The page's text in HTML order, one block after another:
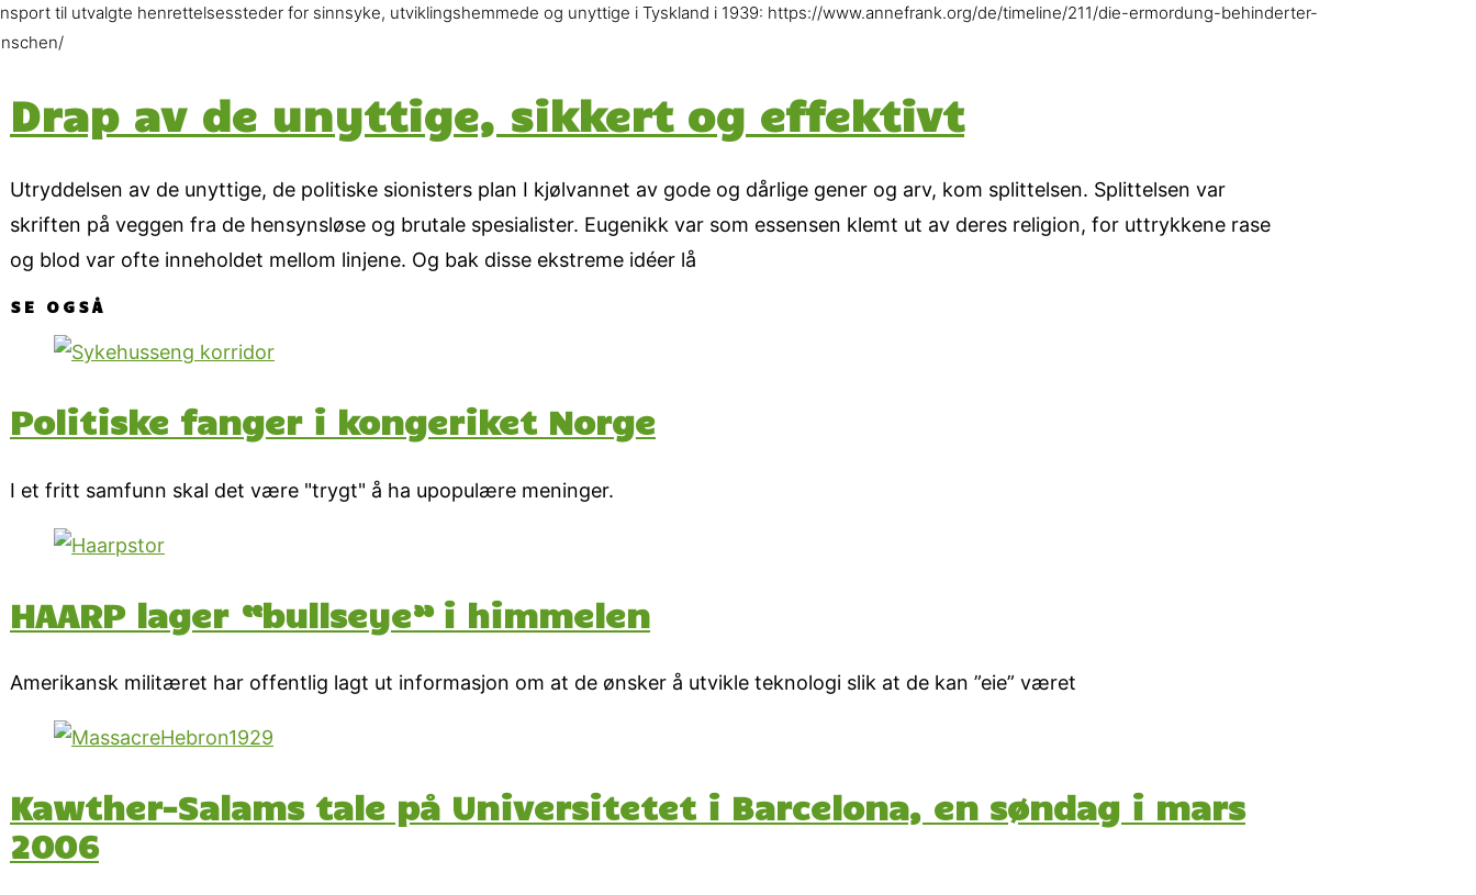
til utvalgte henrettelsessteder for sinnsyke, utviklingshemmede og unyttige i Tyskland i 1939: https://www.annefrank.org/de/timeline/211/die-ermordung-behinderter-
Drap av de unyttige, sikkert og effektivt
Utryddelsen av de unyttige, de politiske sionisters plan I kjølvannet av gode og dårlige gener og arv, kom splittelsen. Splittelsen var
skriften på veggen fra de hensynsløse og brutale spesialister. Eugenikk var som essensen klemt ut av deres religion, for uttrykkene rase
og blod var ofte inneholdet mellom linjene. Og bak disse ekstreme idéer lå
SE OGSÅ
Politiske fanger i kongeriket Norge
I et fritt samfunn skal det være "trygt" å ha upopulære meninger.
HAARP lager “bullseye” i himmelen
Amerikansk militæret har offentlig lagt ut informasjon om at de ønsker å utvikle teknologi slik at de kan ”eie” været
Kawther-Salams tale på Universitetet i Barcelona, en søndag i mars
2006